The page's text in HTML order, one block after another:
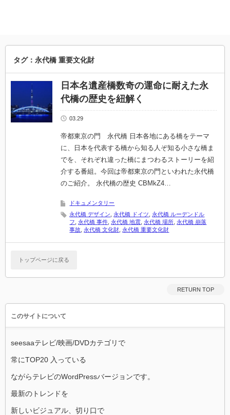
タグ：永代橋 重要文化財
日本名遺産橋数奇の運命に耐えた永
代橋の歴史を紐解く
03.29
帝都東京の門 永代橋 日本各地にある橋をテーマ
に、日本を代表する橋から知る人ぞ知る小さな橋ま
でを、それぞれ違った橋にまつわるストーリーを紹
介する番組。今回は帝都東京の門といわれた永代橋
のご紹介。 永代橋の歴史 CBMkZ4…
ドキュメンタリー
永代橋 デザイン ,永代橋 ドイツ ,永代橋 ルーデンドル
フ ,永代橋 事件 ,永代橋 地震 ,永代橋 場所 ,永代橋 崩落
事故 ,永代橋 文化財 ,永代橋 重要文化財
トップページに戻る
RETURN TOP
このサイトについて
seesaaテレビ/映画/DVDカテゴリで
常にTOP20 入っている
ながらテレビのWordPressバージョンです。
最新のトレンドを
新しいビジュアル、切り口で